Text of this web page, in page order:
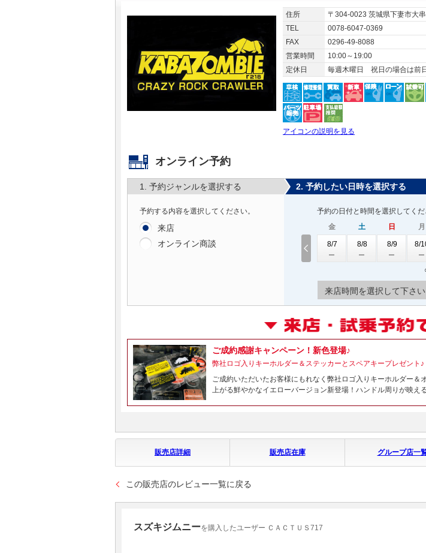
住所
〒304-0023 茨城県下妻市大
TEL
0078-6047-0369
FAX
0296-49-8088
営業時間
10:00～19:00
定休日
毎週木曜日 祝日の場合は前
アイコンの説明を見る
オンライン予約
1. 予約ジャンルを選択する
予約する内容を選択してください。
来店
オンライン商談
2. 予約したい日時を選択する
予約の日付と時間を選択してくだ
金
8/7
土
8/8
日
8/9
月
8/
来店時間を選択して下さい
ご成約感謝キャンペーン！新色登場♪
弊社ロゴ入りキーホルダー＆ステッカーとスペアキープレゼント♪
ご成約いただいたお客様にもれなく弊社ロゴ入りキーホルダー
上がる鮮やかなイエローバージョン新登場！ハンドル周りが映え
販売店詳細 販売店在庫 グループ店一
この販売店のレビュー一覧に戻る
スズキジムニーを購入したユーザー ＣＡＣＴＵＳ717